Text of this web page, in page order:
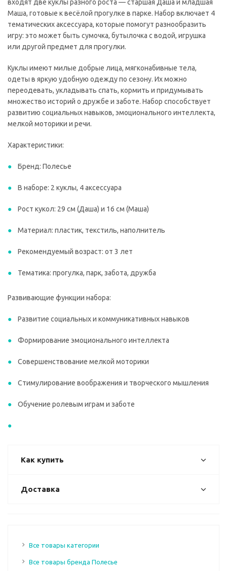
входят две куклы разного роста — старшая Даша и младшая
Маша, готовые к весёлой прогулке в парке. Набор включает 4
тематических аксессуара, которые помогут разнообразить
игру: это может быть сумочка, бутылочка с водой, игрушка
или другой предмет для прогулки.
Куклы имеют милые добрые лица, мягконабивные тела,
одеты в яркую удобную одежду по сезону. Их можно
переодевать, укладывать спать, кормить и придумывать
множество историй о дружбе и заботе. Набор способствует
развитию социальных навыков, эмоционального интеллекта,
мелкой моторики и речи.
Характеристики:
Бренд: Полесье
В наборе: 2 куклы, 4 аксессуара
Рост кукол: 29 см (Даша) и 16 см (Маша)
Материал: пластик, текстиль, наполнитель
Рекомендуемый возраст: от 3 лет
Тематика: прогулка, парк, забота, дружба
Развивающие функции набора:
Развитие социальных и коммуникативных навыков
Формирование эмоционального интеллекта
Совершенствование мелкой моторики
Стимулирование воображения и творческого мышления
Обучение ролевым играм и заботе
Как купить
Доставка
Все товары категории
Все товары бренда Полесье